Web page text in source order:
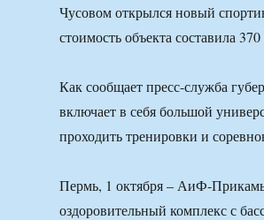
Чусовом открылся новый
стоимость объекта составила
Как сообщает пресс-служба
включает в себя большой
проходить тренировки и
Пермь, 1 октября – АиФ-
оздоровительный комплекс с